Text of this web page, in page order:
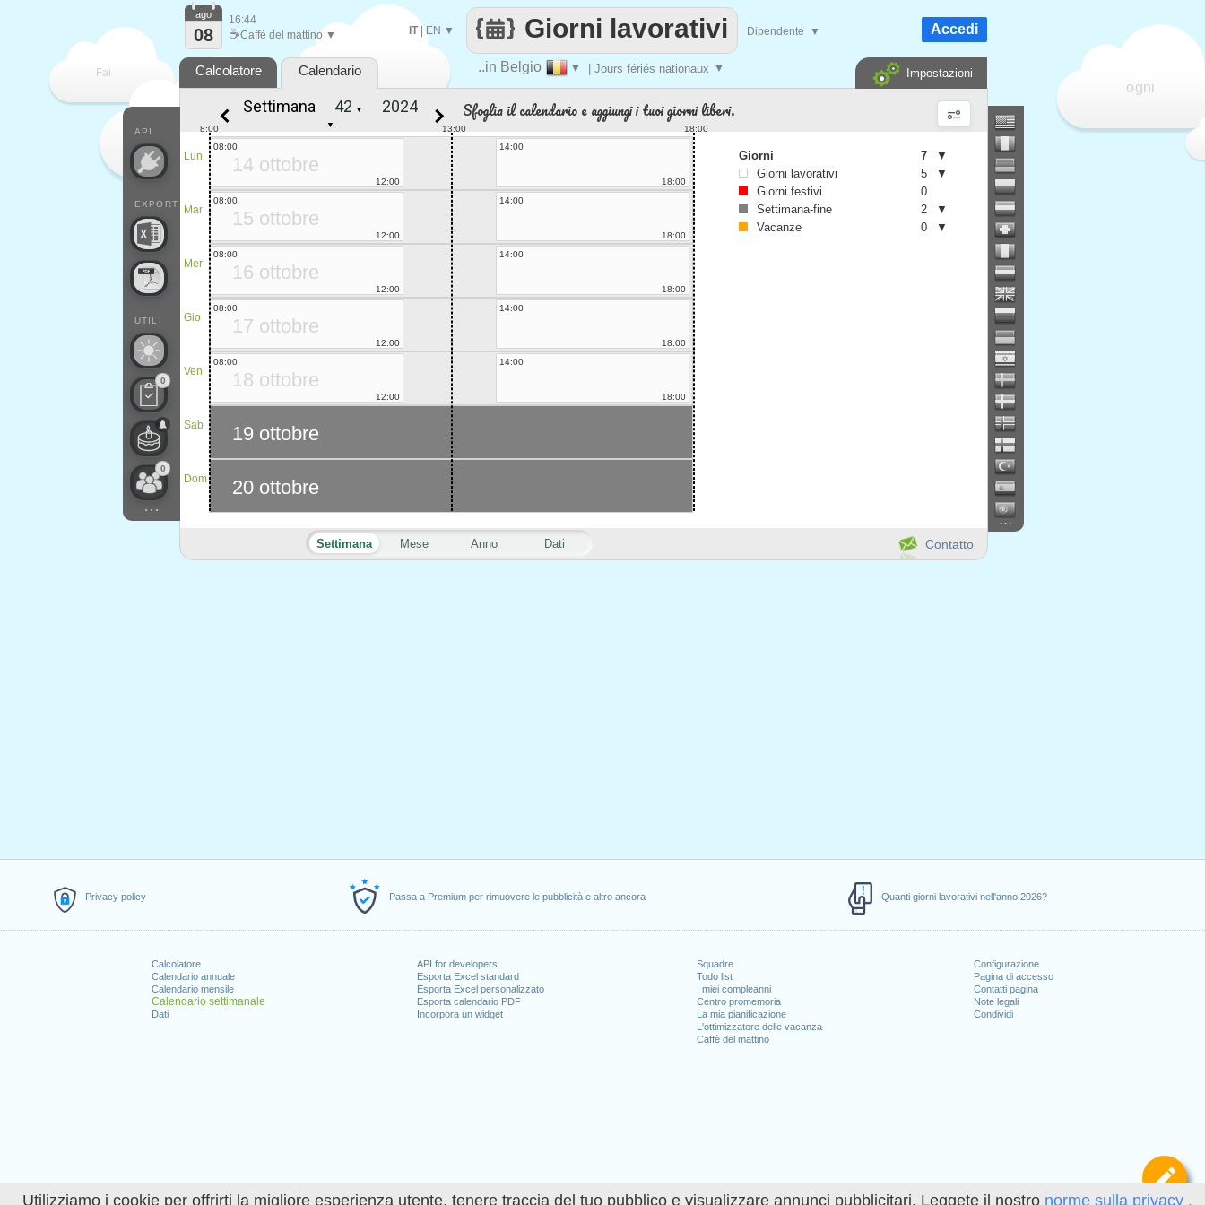
Utilizziamo i cookie per offrirti la migliore esperienza utente, tenere traccia del tuo pubblico e visualizzare annunci pubblicitari. Leggete il nostro norme sulla privacy .
Privacy policy Passa a Premium per rimuovere le pubblicità e altro ancora Quanti giorni lavorativi nell'anno 2026?
Calcolatore
Calendario annuale
Calendario mensile
Calendario settimanale
Dati
API for developers
Esporta Excel standard
Esporta Excel personalizzato
Esporta calendario PDF
Incorpora un widget
Squadre
Todo list
I miei compleanni
Centro promemoria
La mia pianificazione
L'ottimizzatore delle vacanza
Caffè del mattino
Configurazione
Pagina di accesso
Contatti pagina
Note legali
Condividi
Fai
contare
ogni
..in Belgio ▼ | Jours fériés nationaux ▼
Giorni lavorativi
IT|EN ▼ Dipendente ▼
API
EXPORT
UTILI
0
0
...
ago
08
16:44
☕Caffè del mattino ▼ Accedi
Calcolatore Calendario Impostazioni
...
Contatto
Settimana Mese Anno Dati
Settimana
▼
▼
Sfoglia il calendario e aggiungi i tuoi giorni liberi.
Lun
Mar
Mer
Gio
Ven
Sab
Dom
13:00
8:00 18:00
14 ottobre
08:00
12:00
14:00
18:00
15 ottobre
08:00
12:00
14:00
18:00
16 ottobre
08:00
12:00
14:00
18:00
17 ottobre
08:00
12:00
14:00
18:00
18 ottobre
08:00
12:00
14:00
18:00
19 ottobre
20 ottobre
Giorni 7
▼
Giorni lavorativi
5
▼
Giorni festivi
0
Settimana-fine
2
▼
Vacanze
0 ▼